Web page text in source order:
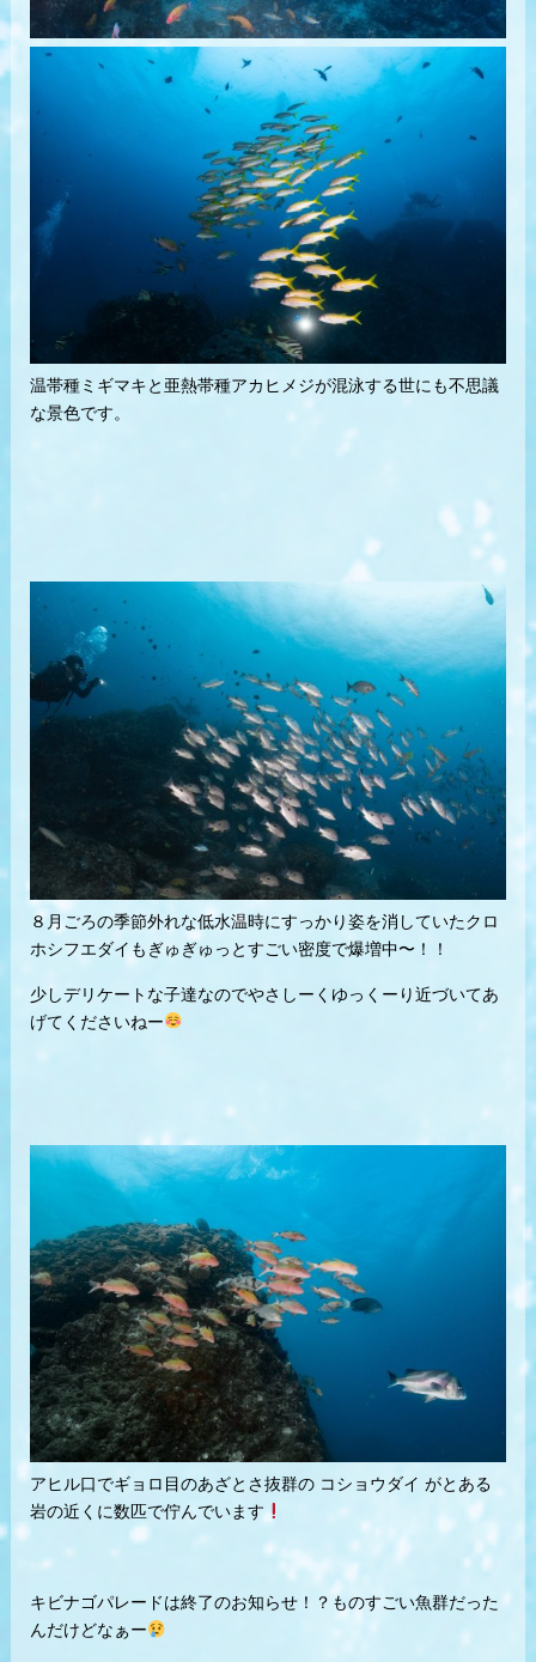
温帯種ミギマキと亜熱帯種アカヒメジが混泳する世にも不思議
な景色です。
８月ごろの季節外れな低水温時にすっかり姿を消していたクロ
ホシフエダイもぎゅぎゅっとすごい密度で爆増中〜！！
少しデリケートな子達なのでやさしーくゆっくーり近づいてあ
げてくださいねー
アヒル口でギョロ目のあざとさ抜群の コショウダイ がとある
岩の近くに数匹で佇んでいます
キビナゴパレードは終了のお知らせ！？ものすごい魚群だった
んだけどなぁー